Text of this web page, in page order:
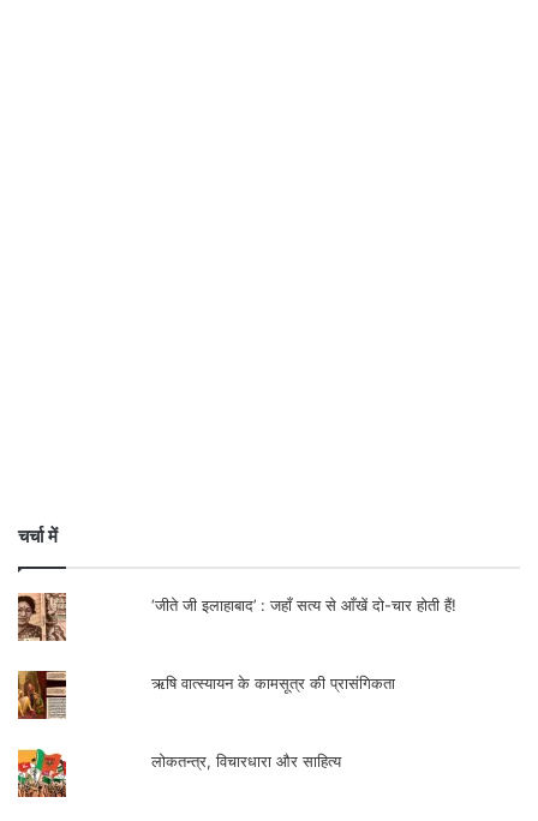
चर्चा में
‘जीते जी इलाहाबाद’ : जहाँ सत्य से आँखें दो-चार होती हैं!
ऋषि वात्स्यायन के कामसूत्र की प्रासंगिकता
लोकतन्त्र, विचारधारा और साहित्य